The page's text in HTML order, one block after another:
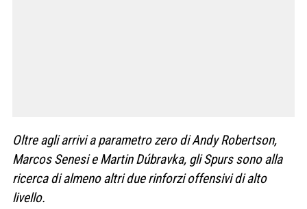
Oltre agli arrivi a parametro zero di Andy Robertson,
Marcos Senesi e Martin Dúbravka, gli Spurs sono alla
ricerca di almeno altri due rinforzi offensivi di alto
livello.